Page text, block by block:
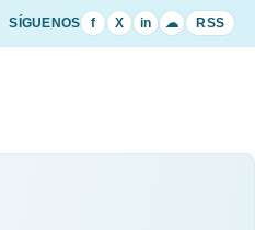
SÍGUENOS f X in ☁ RSS